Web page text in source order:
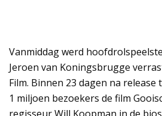
Vanmiddag werd
Jeroen van Koningsbrugge
Film. Binnen 23 dagen na
1 miljoen bezoekers de film